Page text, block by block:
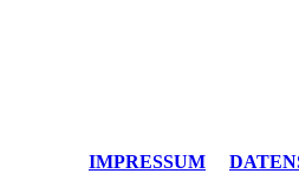
IMPRESSUM